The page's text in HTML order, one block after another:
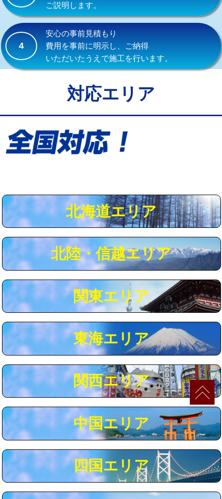
持込商品取付（浄水器・分岐水栓） 16,500円
給水管工事※（ホール加工)
給水管工事※（バンド止め) 3,300円
給水管工事※（保温材使用（バンド止
5,500円
給水管工事※（土の掘削・埋め戻し作
業)
用（追加）/3ｍ超え)
給水管工事※（ライニング鋼管・銅
44,000円
給水管工事※（ライニング鋼管・銅
管・ポリ管・HT管使用/3ｍ超え)
+8,800円
マス交換（土の掘削・埋め戻し作業） 11,000円~
マス交換（深さ50㎝未満） 55,000円
マス交換（深さ50㎝以上） 66,000円
コンクリート斫り（厚さ10㎝まで） 27,500円
コンクリート斫り（厚さ10㎝超え） 38,500円
モルタル補修（厚さ10㎝まで） 27,500円
追加人工 16,500円
※給水管工事は20mmまでの価格です。
ご説明します。
4
安心の事前見積もり
費用を事前に明示し、ご納得
いただいたうえで施工を行います。
対応エリア
北海道エリア
北陸・信越エリア
関東エリア
東海エリア
関西エリア
中国エリア
四国エリア